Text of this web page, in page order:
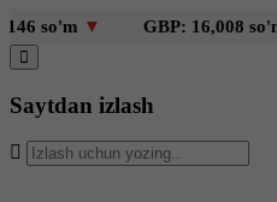
so'm▼ GBP: 16,008 so'm▼
Saytdan izlash